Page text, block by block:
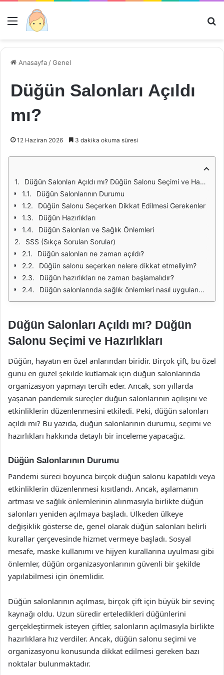
Menü
Anasayfa /Genel
Düğün Salonları Açıldı
mı?
12 Haziran 2026 3 dakika okuma süresi
Düğün Salonları Açıldı mı? Düğün Salonu Seçimi ve Hazırlıkları
Düğün Salonlarının Durumu
Düğün Salonu Seçerken Dikkat Edilmesi Gerekenler
Düğün Hazırlıkları
Düğün Salonları ve Sağlık Önlemleri
SSS (Sıkça Sorulan Sorular)
Düğün salonları ne zaman açıldı?
Düğün salonu seçerken nelere dikkat etmeliyim?
Düğün hazırlıkları ne zaman başlamalıdır?
Düğün salonlarında sağlık önlemleri nasıl uygulanmaktadır?
Düğün Salonları Açıldı mı? Düğün
Salonu Seçimi ve Hazırlıkları
Düğün, hayatın en özel anlarından biridir. Birçok çift, bu özel
günü en güzel şekilde kutlamak için düğün salonlarında
organizasyon yapmayı tercih eder. Ancak, son yıllarda
yaşanan pandemik süreçler düğün salonlarının açılışını ve
etkinliklerin düzenlenmesini etkiledi. Peki, düğün salonları
açıldı mı? Bu yazıda, düğün salonlarının durumu, seçimi ve
hazırlıkları hakkında detaylı bir inceleme yapacağız.
Düğün Salonlarının Durumu
Pandemi süreci boyunca birçok düğün salonu kapatıldı veya
etkinliklerin düzenlenmesi kısıtlandı. Ancak, aşılamanın
artması ve sağlık önlemlerinin alınmasıyla birlikte düğün
salonları yeniden açılmaya başladı. Ülkeden ülkeye
değişiklik gösterse de, genel olarak düğün salonları belirli
kurallar çerçevesinde hizmet vermeye başladı. Sosyal
mesafe, maske kullanımı ve hijyen kurallarına uyulması gibi
önlemler, düğün organizasyonlarının güvenli bir şekilde
yapılabilmesi için önemlidir.
Düğün salonlarının açılması, birçok çift için büyük bir sevinç
kaynağı oldu. Uzun süredir erteledikleri düğünlerini
gerçekleştirmek isteyen çiftler, salonların açılmasıyla birlikte
hazırlıklara hız verdiler. Ancak, düğün salonu seçimi ve
organizasyonu konusunda dikkat edilmesi gereken bazı
noktalar bulunmaktadır.